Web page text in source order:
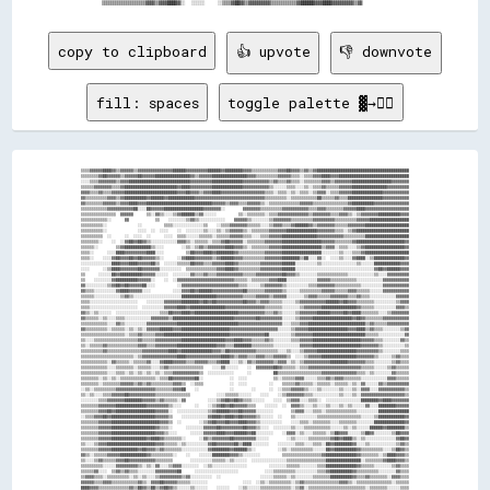
copy to clipboard 👍 upvote 👎 downvote
fill: spaces toggle palette ▓→✊🏽
▒▒▒▒▓▓▓▓▓▓████▓▓▒▒▓▓▓▓▓▓▒▒▓▓▓▓▓▓▓▓▓▓▓▓▓▓▓▓██████▓▓▓▓▓▓▓▓▓▓██████▓▓████████▓▓▓▓▒▒▒▒▒▒▒▒▒▒▒▒▓▓▓▓██▓▓▓▓▒▒▓▓▒▒▓▓██████████████████████████████████████████
▒▒▒▒▒▒▒▒▓▓██▓▓▓▓▓▓▒▒▓▓▓▓▓▓██▓▓▓▓▓▓████████████████▓▓▒▒▓▓▓▓▓▓████████████████▓▓▓▓▒▒▒▒▒▒▒▒▒▒▓▓▓▓▓▓▒▒▒▒░░▒▒▒▒▓▓▓▓████▓▓▓▓████████████████████████████████
░░░░▒▒▒▒▓▓▓▓▓▓▓▓▒▒▓▓▓▓████████████████████████████▓▓▓▓▓▓▓▓▓▓██████████████▓▓▓▓▓▓▓▓▓▓▓▓▒▒▓▓▒▒▒▒▓▓▒▒▒▒░░▒▒▒▒▒▒▒▒▓▓▓▓▒▒▓▓▓▓▓▓▓▓██████████████████▓▓▓▓▓▓▓▓
▒▒▒▒▒▒▓▓▓▓▓▓▓▓▒▒▒▒▓▓████████████████████████▓▓████▓▓▓▓▓▓▓▓▓▓██████████████▓▓▓▓▓▓▓▓▓▓▓▓▒▒░░░░░░▒▒▒▒░░░░▒▒░░▒▒▒▒▓▓▒▒▒▒▒▒▓▓▓▓▓▓████████████████▓▓▓▓▓▓▓▓▓▓
▓▓▓▓▒▒▒▒▓▓▒▒▒▒▓▓▓▓▓▓████████████████████████▓▓▓▓██▓▓▓▓▒▒▓▓▓▓████▓▓▓▓▓▓▓▓▓▓▓▓▓▓▓▓▓▓▓▓▒▒▒▒░░▒▒▒▒░░▒▒░░▒▒▒▒░░▒▒▓▓▓▓░░▒▒▒▒▓▓▓▓▓▓██████████████▓▓▓▓▓▓▓▓▓▓▓▓
▓▓▒▒▒▒▒▒▒▒▒▒▓▓▓▓▒▒▓▓██████████▓▓██████▓▓████████████▓▓▓▓▓▓▓▓▓▓▓▓▓▓▓▓▓▓▓▓▓▓▓▓▓▓▓▓▓▓▓▓▒▒▒▒▒▒▒▒▒▒░░▒▒▒▒▒▒▒▒▒▒▒▒██▒▒▒▒▒▒▓▓▒▒▒▒████████████████▓▓▓▓▓▓▓▓▓▓▓▓
▓▓▒▒▒▒▒▒▒▒▓▓▓▓▓▓▒▒▓▓▓▓████▓▓▓▓██████████████████████████████▓▓▓▓▓▓▒▒▓▓▓▓▒▒▒▒▓▓▓▓▓▓▒▒░░▒▒▒▒▒▒▒▒▒▒▒▒▒▒▓▓▓▓▓▓▒▒▒▒▒▒▒▒▒▒▒▒▒▒▒▒▓▓██████████▓▓▓▓▓▓▓▓▓▓▓▓▓▓▓▓
▒▒▒▒▒▒▒▒▒▒▒▒▓▓▓▓▓▓▓▓▓▓▓▓██░░░░██▓▓▓▓▓▓██████████████████▓▓▓▓▓▓▓▓░░        ▓▓▓▓▓▓▓▓▒▒▒▒▒▒▒▒▒▒▓▓▓▓▓▓▓▓▓▓▓▓▒▒▒▒▓▓▓▓▒▒▒▒▒▒▒▒▓▓▓▓▓▓████▓▓▓▓▓▓▓▓▓▓▓▓▓▓▓▓▓▓▓▓
▒▒▒▒▒▒▒▒▒▒▒▒▒▒▒▒  ▓▓▓▓▓▓      ▒▒░░▓▓▒▒░░░░▒▒▓▓██████▒▒▓▓░░░░░░          ▒▒░░▒▒▒▒▒▒▒▒░░▒▒▒▒▓▓▓▓▓▓▓▓▓▓▓▓▓▓▒▒▓▓▓▓▓▓▓▓▒▒▒▒▓▓▓▓▒▒░░▒▒▓▓▓▓▓▓▓▓██████████▓▓▓▓
▒▒▒▒▒▒▒▒▒▒▒▒░░      ▓▓            ▒▒    ░░░░░░░░▒▒▓▓▒▒░░░░░░░░░░░░    ▓▓▓▓▓▓▒▒░░░░░░░░▒▒▓▓▓▓▓▓▓▓▒▒▒▒▒▒▒▒▒▒▓▓▓▓▓▓▓▓▓▓▒▒▒▒▒▒▒▒▒▒▓▓▓▓▓▓██████████████████
▒▒▒▒▒▒▒▒▒▒░░              ░░          ▒▒▒▒░░░░░░░░░░░░░░▒▒    ░░▒▒▒▒▓▓▓▓▓▓▓▓▒▒▒▒▒▒░░░░▒▒▓▓▓▓▒▒▒▒▓▓██████▓▓▒▒▓▓▓▓▓▓▓▓▒▒▒▒▒▒▓▓▓▓▓▓▓▓████████████████████
▒▒▒▒▒▒▒▒▒▒░░              ░░░░  ░░  ░░░░    ░░  ░░░░░░░░▒▒░░░░▒▒░░▒▒▓▓▓▓▓▓▒▒░░▒▒▒▒▒▒▒▒▓▓▓▓▓▓▓▓██████████████▓▓▓▓▓▓▓▓▒▒▒▒░░▒▒▓▓████████████████████████
▒▒▒▒▒▒▒▒▒▒  ░░      ░░  ░░░░  ░░      ░░░░  ▒▒▒▒░░░░░░▒▒▒▒▒▒░░▒▒▒▒▒▒▓▓▓▓▓▓▒▒▒▒░░░░▒▒▒▒▓▓▓▓▓▓████████████████▓▓▓▓▓▓▓▓▓▓▓▓▒▒▒▒▒▒▒▒▒▒████████████████████
▒▒▒▒▒▒▒▒░░    ░░  ░░▓▓██▓▓██▓▓▒▒░░░░░░░░░░░░▓▓▓▓▒▒░░▒▒▒▒▒▒░░▒▒▒▒▓▓██▓▓▓▓▓▓░░▒▒▒▒▒▒▒▒▓▓▓▓▓▓▓▓██████████████████▓▓▓▓▓▓▒▒▒▒▒▒▒▒▓▓██████████████████████▓▓
▒▒▒▒▒▒░░        ▒▒▓▓████████████▒▒░░░░        ░░▒▒░░▒▒▓▓▒▒▓▓▓▓▓▓▓▓████▓▓▓▓▒▒░░▒▒▒▒▒▒▒▒▓▓▓▓▓▓██████████████████▒▒▓▓▓▓░░▒▒▒▒░░░░▒▒▓▓██████████████████▓▓
▒▒▒▒░░      ░░░░████▓▓▓▓▓▓▓▓▓▓████░░░░          ▒▒██▓▓▓▓████▓▓████████▓▓▒▒▒▒▒▒▒▒▒▒▒▒▓▓▓▓▓▓▓▓██████████████████░░░░░░░░▒▒░░░░▒▒▒▒▓▓████████████████████
▒▒▒▒░░    ░░░░▓▓██▓▓▓▓██▓▓██▓▓▓▓▓▓▒▒░░      ░░▓▓████▓▓▓▓▓▓▓▓▒▒▓▓██████▓▓▓▓▒▒▒▒▒▒▒▒▒▒▓▓▓▓▓▓▓▓████████▒▒██░░░░▓▓░░  ░░░░▒▒░░░░▓▓████░░▒▒██████████████▓▓
░░░░░░░░░░░░░░████▓▓▓▓████▓▓▓▓▓▓██▒▒  ░░░░░░▒▒▒▒▒▒██▓▓▓▓▒▒▒▒▓▓▓▓▓▓████▓▓▒▒▒▒▒▒▒▒▒▒▓▓▓▓▓▓▓▓▓▓██████░░░░░░░░░░▒▒░░░░░░░░░░░░░░░░▒▒░░░░░░████████████▓▓▓▓
░░░░      ░░▒▒████▓▓▓▓▓▓▓▓██▓▓▓▓▓▓▓▓░░░░░░░░░░  ▒▒▒▒▒▒▒▒▒▒▒▒▒▒▓▓▓▓████▓▓▒▒▒▒▒▒▒▒▒▒▓▓▓▓▓▓▓▓▓▓██████░░░░░░░░░░░░░░░░░░░░░░░░░░░░░░░░░░░░▓▓██▓▓██████▓▓▓▓
▒▒      ░░░░░░██▓▓██████████▓▓▓▓▓▓░░░░░░  ░░░░░░░░▓▓▒▒▒▒▓▓▒▒▒▒▓▓▓▓▓▓▓▓▓▓▓▓▒▒▒▒▒▒▓▓▓▓▓▓▓▓▓▓▓▓██▓▓▓▓▒▒░░░░░░░░▒▒▒▒▒▒▒▒▒▒▒▒▒▒░░░░░░░░░░░░▒▒░░░░▓▓▓▓▓▓▓▓▓▓
▒▒    ░░░░░░░░▓▓██████████▓▓▓▓▓▓░░    ░░  ░░▓▓▓▓▓▓▓▓▓▓▓▓▓▓▓▓▓▓▓▓▓▓▓▓▓▓▒▒▒▒▒▒░░▒▒▒▒▒▒▒▒▓▓▓▓████░░░░░░░░░░░░░░▓▓▓▓▓▓▒▒▒▒▒▒▒▒▒▒▒▒░░░░░░░░░░░░▓▓▓▓▓▓▓▓▓▓▓▓
▓▓░░░░░░░░░░▒▒▓▓██▓▓██▓▓▓▓▓▓██░░░░          ░░▓▓▓▓▓▓▓▓▓▓▓▓▓▓▓▓▓▓▓▓▓▓▓▓▓▓▒▒▒▒░░░░░░▒▒▓▓▓▓▓▓▓▓▒▒░░░░░░░░░░▒▒▒▒▓▓▓▓▓▓▓▓▒▒▒▒▒▒▒▒▒▒▒▒░░░░░░░░░░▓▓▓▓▓▓▓▓▓▓▓▓
▓▓▒▒▒▒░░░░░░░░░░▓▓████▓▓▓▓▓▓░░░░          ░░░░▓▓▓▓██▓▓██████▓▓▓▓▓▓▓▓▓▓▓▓▓▓██▒▒▒▒▒▒▒▒▓▓▓▓▓▓▓▓▒▒░░░░░░▒▒▒▒▒▒▒▒▒▒▓▓▓▓▓▓▒▒▒▒▒▒▓▓▓▓▒▒▒▒▒▒░░░░░░▓▓▓▓▓▓▓▓▓▓▓▓
▒▒▒▒▒▒░░░░░░░░░░░░▒▒▓▓▒▒░░░░░░░░░░░░░░░░░░░░░░████████████████▓▓▓▓▓▓▓▓▓▓▓▓▒▒▒▒▒▒▓▓▓▓▓▓▒▒▓▓▓▓▓▓░░░░░░░░▒▒▓▓▓▓▒▒▒▒▒▒▓▓▓▓▓▓▓▓▒▒▒▒▓▓▒▒▒▒░░░░░░░░░░░░▓▓▓▓▓▓
▒▒▒▒░░░░░░░░░░░░░░░░░░░░░░    ░░░░░░░░▓▓▓▓▓▓▓▓████████▓▓██▓▓██▓▓▓▓▓▓▓▓▓▓▓▓██▓▓▓▓▒▒▓▓▓▓▒▒▒▒▒▒░░░░░░▒▒▓▓▓▓▓▓▓▓▓▓▓▓██████▓▓██▓▓▓▓▒▒▒▒▒▒▒▒░░░░░░░░░░▒▒▓▓▓▓
▒▒▒▒░░░░░░░░░░░░░░░░░░░░░░  ░░░░░░░░░░▓▓▓▓▓▓████▓▓████████████████▓▓▓▓▓▓▓▓▓▓▓▓▓▓▓▓▓▓▒▒▒▒▒▒▒▒░░░░░░░░▒▒▓▓▓▓▓▓▓▓████████████████▓▓▒▒▒▒▒▒░░░░░░░░░░▓▓▓▓▒▒
▓▓▒▒░░▒▒░░░░░░  ░░░░░░░░░░░░░░░░░░░░▒▒▒▒██▓▓▓▓████▓▓████████████████████▓▓▓▓▓▓▓▓▓▓▓▓▒▒▒▒▓▓▒▒░░░░░░▒▒▓▓▓▓▓▓▓▓██████▓▓▓▓▓▓██▓▓████▒▒▒▒▒▒▒▒░░░░▒▒▓▓▓▓▓▓▓▓
▓▓▒▒▒▒▒▒░░▒▒░░░░▒▒▒▒░░░░░░░░░░░░▓▓▓▓▓▓▓▓▒▒████████████████████████████▓▓▓▓▓▓▓▓▓▓██▓▓▓▓▓▓▓▓▓▓░░░░░░▒▒▓▓▓▓▓▓██████████████████▓▓██▓▓▒▒▒▒▒▒▒▒▓▓▓▓▓▓▓▓▓▓▓▓
▒▒▒▒▒▒▒▒▒▒▒▒░░░░▓▓▒▒░░░░░░░░░░▓▓▓▓▓▓▓▓▓▓▓▓▓▓████████████████████████████▓▓▓▓▓▓▓▓▓▓▓▓▓▓▓▓▓▓▓▓░░░░▒▒▒▒▓▓▓▓██████████████████████████▒▒▓▓▒▒▒▒▒▒▓▓▓▓▓▓▓▓▓▓
▓▓▒▒▒▒▒▒▒▒▒▒░░▒▒▒▒▒▒░░▒▒░░▒▒░░▓▓▓▓▓▓██████▓▓▓▓██████████████████████▓▓▓▓▓▓▓▓▓▓▓▓▓▓▓▓▓▓▓▓▓▓░░░░░░▒▒▓▓▓▓▓▓██████████████████▓▓▓▓████▒▒▓▓▒▒▒▒░░░░░░░░▒▒▓▓
▒▒▒▒▒▒▒▒▒▒▒▒▒▒▒▒▒▒▒▒░░▒▒▒▒▓▓▒▒▒▒▒▒▓▓▓▓██████████████████████████████▓▓▓▓▓▓▓▓▓▓▓▓▓▓▓▓██░░░░░░░░░░▒▒▓▓▓▓▓▓▓▓████████████████████████▒▒▒▒▒▒░░░░░░░░░░░░▓▓
▒▒░░░░▒▒▒▒▒▒▒▒▒▒▒▒▒▒▒▒▒▒▒▒▓▓▒▒▒▒▒▒▓▓▓▓▓▓▓▓▓▓▓▓████████████████████▓▓▓▓████▓▓▓▓▒▒▒▒▒▒▓▓▒▒░░░░░░░░▒▒▒▒▓▓▓▓▓▓██████████████████████▓▓▓▓▓▓▒▒▒▒░░░░░░░░▓▓▒▒
▒▒░░▒▒▒▒▒▒▓▓▒▒▒▒▒▒▒▒▒▒▒▒▒▒▓▓▓▓▒▒▒▒▓▓▓▓▓▓▓▓▓▓██████████████████▓▓▓▓▒▒▒▒████████▒▒▒▒▒▒▒▒▒▒░░░░░░░░░░░░▓▓▓▓▓▓██████████████████████▓▓▓▓▓▓▓▓▒▒░░░░░░░░░░▒▒
▒▒▒▒▒▒▒▒▒▒▓▓▒▒▒▒▒▒▒▒▒▒▒▒▒▒▒▒▓▓▓▓▓▓▓▓▓▓▓▓████▓▓██████████████▓▓▓▓▒▒██▓▓▓▓▓▓▓▓▓▓▓▓▒▒▒▒▒▒▒▒▒▒░░░░▒▒░░░░▒▒▓▓▓▓▓▓██████████████████▓▓▓▓▓▓▓▓▓▓▒▒░░░░░░░░▒▒▒▒
▒▒▒▒▒▒▒▒▒▒▒▒▒▒▒▒▒▒▒▒▒▒▒▒░░▒▒▓▓▓▓▓▓▓▓▓▓▓▓▓▓▓▓████▓▓▓▓▓▓▓▓▓▓▓▓▓▓▓▓████▓▓▒▒▓▓▓▓▒▒▒▒▓▓▓▓▒▒▒▒▓▓▓▓▓▓▒▒  ░░░░▒▒▓▓▓▓▓▓████████████████▓▓▓▓▓▓▓▓▒▒░░░░░░▒▒▓▓▒▒▒▒
▒▒▒▒▒▒▒▒▒▒▒▒░░▓▓▒▒▒▒▒▒░░▒▒▒▒▒▒▓▓░░░░▓▓████▓▓▓▓▓▓▒▒▒▒▓▓▓▓▓▓▒▒▒▒▓▓████░░░░▒▒░░▓▓▒▒▓▓▓▓▓▓▓▓▒▒▓▓▓▓░░▒▒░░▒▒▓▓▓▓▓▓▓▓▓▓▓▓████████▓▓▓▓▓▓▓▓▒▒▒▒░░░░░░░░▒▒▓▓▒▒▒▒
▒▒▒▒▒▒▒▒▒▒▒▒░░░░▒▒▒▒▒▒▒▒░░▒▒▒▒▒▒░░░░▒▒▓▓▒▒▒▒▒▒▒▒▒▒▒▒▒▒▒▒    ░░░░▓▓░░░░░░    ░░  ▓▓▓▓▓▓▓▓██▓▓▒▒▒▒▒▒░░▒▒▒▒▓▓▓▓▓▓▓▓▓▓▓▓▓▓▓▓▓▓▓▓▓▓▓▓▒▒▒▒▒▒░░░░░░▒▒▓▓▒▒▒▒▒▒
▒▒▒▒▒▒▒▒▒▒▒▒░░░░▒▒▒▒░░▒▒░░▒▒░░▒▒░░▒▒░░▒▒▒▒▓▓▓▓▓▓▓▓▓▓▓▓▒▒  ░░░░░░░░░░░░      ░░          ██▒▒▒▒▒▒▒▒▒▒▒▒▒▒▒▒▒▒▒▒▓▓▓▓▓▓▓▓▓▓▓▓▓▓▓▓▒▒▒▒░░▒▒░░░░░░░░▓▓▒▒▒▒▒▒
▒▒▒▒▒▒▒▒░░▒▒░░▒▒░░▒▒▒▒▒▒▒▒▒▒▒▒▒▒▒▒░░▒▒▒▒██▓▓▓▓▓▓▓▓▓▓██░░            ░░  ░░░░            ▒▒░░▒▒▒▒▒▒▓▓▓▓░░░░░░▒▒▒▒▓▓▒▒▓▓▓▓▒▒▒▒▒▒▒▒░░░░░░░░░░░░▓▓▓▓▒▒▒▒▒▒
▒▒▒▒▒▒▒▒░░▒▒▒▒▒▒▒▒▓▓▓▓▓▓▒▒▓▓▒▒▓▓▒▒▒▒▒▒▒▒▒▒▓▓▓▓▒▒  ░░▒▒▒▒            ░░  ░░░░          ░░    ▒▒▒▒▒▒▓▓▒▒▒▒▒▒░░▒▒▒▒▒▒░░▒▒▒▒▒▒░░▒▒░░▓▓░░░░░░▓▓▒▒▓▓▓▓▓▓▓▓▓▓
░░▒▒░░▒▒▒▒▒▒▒▒▒▒▓▓▓▓▓▓▓▓▓▓▓▓▓▓▓▓▓▓▒▒▒▒▒▒▒▒▓▓▓▓██    ░░              ░░        ░░      ░░  ░░▒▒▒▒▓▓▓▓▓▓▒▒░░░░▒▒░░░░░░░░▒▒░░░░▒▒░░▓▓▓▓░░░░▓▓▓▓▓▓▓▓▓▓▓▓▒▒
▒▒░░▒▒░░░░▒▒▒▒▓▓▓▓▓▓██▓▓▓▓▓▓▓▓▓▓▓▓▒▒▒▒▒▒▒▒▒▒▒▒▒▒▒▒            ░░░░▒▒▒▒▒▒░░░░░░    ░░░░    ░░▒▒▓▓▓▓▓▓▓▓▒▒▒▒░░░░░░░░░░░░▒▒░░░░▒▒░░▓▓▓▓▓▓▓▓▓▓▓▓▓▓▓▓▓▓▓▓▒▒
░░░░░░░░▒▒▒▒▓▓▓▓▓▓▓▓████████▓▓▓▓▓▓▒▒▓▓▒▒▒▒▒▒░░▓▓          ░░░░▒▒▓▓██▓▓██▓▓▒▒▒▒░░░░░░    ░░░░  ▒▒▓▓▓▓░░░░▒▒▒▒░░  ░░░░░░░░░░░░░░░░████████▓▓████▓▓▓▓▓▓▓▓
▒▒▒▒▒▒▒▒▓▓▓▓▓▓▓▓██████████████▓▓▓▓▓▓▓▓▓▓▒▒░░░░      ░░    ░░▒▒▓▓██▓▓██▓▓▓▓▓▓▒▒▒▒    ░░░░░░  ░░  ▓▓▓▓▒▒░░░░▒▒░░░░▒▒░░░░▒▒░░▒▒░░░░░░▓▓░░░░████████▓▓▓▓▓▓
▒▒▒▒▒▒▒▒▓▓▓▓██▓▓██████████████████▓▓▓▓▓▓░░  ░░░░░░░░░░░░░░▒▒▓▓██████▓▓▓▓██▓▓▓▓▓▓░░░░░░░░        ▒▒▓▓▓▓░░░░▒▒▒▒░░▒▒▒▒▒▒▒▒▒▒▒▒▒▒░░░░░░░░░░██████████████
░░▒▒▒▒▓▓▓▓██▓▓████████████████████▓▓▓▓▓▓▒▒    ░░░░░░░░░░░░▓▓████▓▓████▓▓██▓▓▓▓▓▓▒▒░░░░░░  ░░    ▒▒░░░░░░░░░░▒▒▒▒▒▒▒▒▒▒▒▒▒▒▒▒▒▒▒▒░░░░░░▒▒████████████▓▓
▒▒▒▒▒▒▒▒▓▓▓▓▓▓██████████████████████▓▓▓▓▒▒  ░░        ░░▒▒▓▓██▓▓▓▓██▓▓▓▓████▓▓▓▓▒▒░░░░░░░░░░    ░░░░▒▒▒▒░░▒▒▒▒▒▒▒▒░░░░▒▒▒▒▒▒▒▒░░░░░░░░██████████████▓▓
▒▒▒▒▒▒▒▒▓▓▓▓▓▓████████████████████▓▓▒▒▒▒░░      ░░░░░░░░▓▓▓▓▓▓██▓▓▓▓▓▓▓▓▓▓██▓▓▓▓▒▒░░░░  ░░░░░░░░▒▒░░░░▒▒▒▒▒▒▒▒▒▒▒▒░░░░░░▒▒░░▒▒░░░░░░██████▓▓████████▒▒
▒▒▒▒▒▒▒▒▓▓▓▓▓▓████████████████████▓▓▓▓▒▒░░░░      ░░░░░░▓▓▓▓▓▓████▓▓▓▓██████▓▓██░░░░░░░░    ░░▓▓▓▓░░▒▒░░░░▒▒▒▒▒▒░░▒▒██▓▓▓▓░░░░░░▒▒██▓▓░░░░░░░░▒▒██▓▓▓▓
▒▒▒▒▒▒▒▒▓▓▓▓▓▓████████████████▓▓████▓▓▒▒▒▒▒▒▒▒░░      ░░▓▓▒▒▓▓▓▓▓▓▓▓██▓▓▓▓▓▓▓▓▓▓░░░░░░        ░░▒▒░░░░░░▒▒▒▒▒▒▒▒▒▒▓▓██▓▓████▒▒░░▒▒░░░░░░░░░░░░░░▓▓██▓▓
▒▒░░░░▒▒▓▓▓▓██████████████████████▓▓▓▓▒▒▒▒▒▒░░▒▒░░░░░░░░░░▓▓██▓▓▓▓▓▓▓▓██▒▒████░░░░░░░░    ░░░░░░░░▒▒▒▒░░░░▒▒▒▒░░██▓▓████████▓▓░░░░▒▒░░░░░░░░░░░░▒▒▓▓▒▒
▒▒▒▒▒▒▒▒▓▓▓▓▓▓████████████▓▓██▓▓▓▓▒▒▓▓▒▒▒▒▒▒▒▒░░░░░░░░░░░░▓▓████████▓▓██████▒▒░░          ░░▒▒░░▒▒▒▒▒▒▒▒▒▒░░░░░░██▓▓██████████▓▓▒▒▒▒▒▒▒▒▒▒░░░░▒▒██▓▓▒▒
▓▓▒▒░░▒▒▒▒▒▒▓▓▓▓▓▓████████████▓▓▒▒▒▒▒▒▒▒▒▒░░    ░░    ░░░░░░████████▓▓▓▓▒▒░░░░░░░░          ▒▒▒▒▒▒▒▒▒▒▒▒▒▒▒▒▒▒▓▓██████████████▓▓▒▒▒▒▒▒▒▒░░▒▒████▓▓▓▓▒▒
▒▒░░░░▒▒▓▓▒▒▒▒▒▒▓▓▓▓██▓▓▓▓▓▓▓▓▓▓▓▓▒▒▒▒▒▒▒▒        ░░░░░░░░░░▒▒▒▒▒▒░░▒▒░░░░░░  ░░░░░░░░░░░░░░░░▒▒▒▒▒▒▒▒▒▒▒▒▒▒▒▒▒▒████████████████░░▒▒▒▒▒▒▒▒▓▓████▓▓▓▓▒▒
▒▒▒▒▒▒▒▒▒▒░░░░░░▓▓▓▓▓▓▓▓▓▓▒▒░░▒▒░░▓▓░░░░▒▒▓▓▓▓░░░░░░░░  ░░▒▒░░░░░░░░░░░░░░░░          ░░░░░░░░▒▒▒▒▒▒░░░░░░░░▒▒▒▒██████████████▓▓▒▒▒▒▒▒░░░░░░░░▒▒▓▓▒▒▒▒
▒▒▒▒▒▒▓▓░░░░  ▒▒▓▓▒▒▓▓▒▒▒▒░░░░░░░░▓▓▓▓▓▓▓▓▓▓██      ░░░░░░░░░░░░░░░░░░░░            ░░░░▒▒▒▒▒▒▒▒▒▒░░░░░░░░░░▒▒▒▒▓▓██████████▓▓▒▒▒▒▒▒▒▒▒▒░░░░░░░░▓▓▒▒▒▒
▒▒▓▓▓▓▒▒▒▒░░▒▒▒▒▒▒▒▒▒▒░░▒▒░░▒▒░░░░▒▒▓▓▓▓▓▓▓▓▓▓▒▒▓▓░░░░░░░░░░  ░░                  ░░░░░░▒▒▒▒▒▒░░▒▒░░░░░░░░▒▒▒▒▒▒▒▒██████████▓▓▒▒▒▒▓▓▒▒▒▒▒▒▒▒░░▓▓▓▓▒▒▒▒
▓▓▓▓▓▓▒▒▒▒▓▓▓▓▒▒▒▒▒▒▒▒▒▒▒▒▓▓▒▒░░▓▓▓▓██▓▓▓▓▓▓▒▒▒▒▒▒░░░░░░░░                ░░░░  ░░▒▒░░▒▒▒▒▒▒▒▒▒▒░░▒▒▓▓▒▒▒▒▒▒▒▒▒▒▒▒▒▒▒▒▓▓▓▓▒▒░░▒▒▒▒▒▒▒▒▒▒▒▒▒▒▒▒░░▒▒▒▒▒▒
████▓▓▓▓▒▒▒▒▒▒▒▒▒▒▒▒▒▒▓▓▒▒██▓▓▒▒██▒▒▓▓██▓▓▒▒░░░░░░▒▒░░░░░░    ░░░░░░    ░░▒▒░░░░░░▒▒▒▒▒▒▒▒▒▒▒▒▒▒░░▒▒▓▓░░▒▒▒▒▒▒▒▒▒▒▒▒▒▒▒▒▒▒▒▒▒▒▒▒▒▒░░▒▒▒▒▒▒▒▒░░░░░░▒▒▒▒
████▓▓░░░░░░▒▒▒▒▒▒▒▒▒▒▒▒▒▒████████▓▓▓▓██▒▒░░░░▒▒▒▒▒▒░░░░░░  ░░░░▒▒░░    ▒▒▓▓▒▒▒▒░░▒▒▒▒▒▒░░▓▓▒▒░░░░▒▒░░░░▒▒▒▒▒▒▓▓▒▒▒▒▒▒▒▒▒▒▒▒▓▓▒▒▒▒▒▒░░░░░░▒▒▒▒▒▒▒▒▒▒▒▒
████▓▓░░░░░░▓▓▒▒▓▓▓▓▓▓▒▒░░▒▒██████████▓▓▒▒░░░░▒▒▓▓▒▒▓▓▓▓▒▒░░░░░░▓▓▒▒░░░░▓▓▒▒▓▓▓▓▒▒▒▒▒▒▒▒▒▒▒▒▒▒▒▒░░▒▒░░░░▒▒▒▒▒▒▒▒▒▒▒▒▓▓▒▒▒▒▒▒▓▓▒▒▒▒▒▒▒▒░░▒▒░░░░░░░░▒▒▒▒
████▓▓▓▓▒▒▒▒▓▓▒▒▒▒▓▓▓▓██▓▓▓▓████▓▓██░░▒▒░░▒▒▒▒▒▒▓▓▓▓░░▓▓▒▒▒▒▓▓▓▓▓▓▓▓▓▓▒▒▓▓▓▓▓▓▓▓▒▒▒▒▒▒▒▒▒▒░░▒▒▒▒▒▒▒▒▒▒▒▒▒▒▒▒▒▒░░▒▒▒▒▓▓▒▒░░▒▒██▒▒▒▒▒▒▒▒░░░░░░░░░░░░▒▒▒▒
██████▒▒▒▒▓▓░░▒▒▓▓██▓▓▓▓▓▓▓▓████▒▒▒▒░░░░░░░░▒▒▒▒██░░░░▓▓░░░░▓▓▓▓██▓▓▓▓▓▓▒▒▓▓▓▓▓▓▒▒▒▒▒▒▒▒▒▒▒▒▒▒▒▒▒▒▒▒▒▒▒▒▒▒▒▒░░▒▒▒▒░░▓▓▒▒▒▒░░▓▓▒▒░░░░░░░░░░░░░░▒▒▒▒▒▒▒▒
██████▒▒▓▓▒▒▓▓████████▓▓████████▓▓░░▒▒▒▒░░▒▒▒▒▒▒▒▒░░▒▒░░▒▒░░▓▓▓▓▓▓▓▓▓▓▓▓▒▒▒▒▓▓▓▓▓▓▒▒▒▒▒▒▒▒▒▒▒▒▒▒▒▒▒▒▒▒▒▒▒▒▒▒▒▒▒▒▒▒▒▒▒▒▒▒▒▒██▓▓▓▓▒▒▒▒▒▒▒▒░░░░░░░░░░▒▒▒▒
▓▓██████▒▒▒▒▓▓██████▓▓▒▒██▒▒▓▓████░░▒▒▒▒▒▒▒▒▒▒▒▒▒▒░░▒▒▒▒▒▒░░▒▒░░▓▓▓▓▓▓▓▓▓▓▒▒▓▓▓▓▓▓▒▒▒▒▒▒▒▒▒▒▒▒▒▒▒▒▒▒▒▒▒▒▒▒▒▒▒▒▒▒▒▒▒▒░░▒▒▓▓██▓▓▒▒▓▓▒▒░░▓▓▒▒░░░░░░░░▒▒▒▒
▒▒▒▒▓▓▓▓▓▓▓▓▒▒▒▒▓▓▓▓▓▓▓▓▓▓░░░░░░▒▒▒▒▒▒▒▒▒▒▒▒▒▒▒▒▒▒▒▒▒▒▒▒░░▒▒░░▒▒░░▓▓▓▓▓▓▓▓▒▒▒▒▒▒▒▒▒▒▒▒▒▒▒▒▒▒▒▒▒▒▒▒▒▒▒▒▒▒▒▒▒▒▒▒▒▒░░▒▒▒▒▓▓▓▓▒▒▓▓▓▓▓▓▒▒▓▓▒▒▒▒▒▒▓▓▓▓▓▓▒▒▒▒
▒▒▒▒▒▒▓▓▓▓▒▒▓▓▒▒▒▒▒▒▓▓▓▓▓▓░░▒▒▒▒▒▒